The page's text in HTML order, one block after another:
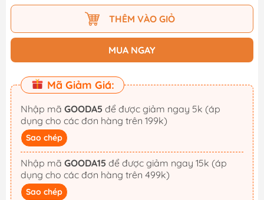
THÊM VÀO GIỎ
MUA NGAY
Mã Giảm Giá:
Nhập mã GOODA5
dụng cho các đơn hàng trên 199k)
Sao chép
Nhập mã GOODA15
dụng cho các đơn hàng trên 499k)
Sao chép